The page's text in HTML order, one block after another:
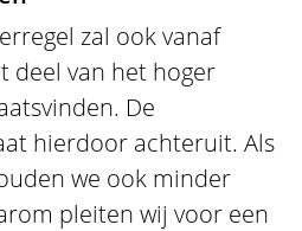
zal ook vanaf
deel van het hoger
De
hierdoor achteruit. Als
we ook minder
pleiten wij voor een